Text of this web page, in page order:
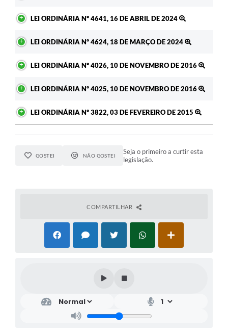
LEI ORDINÁRIA Nº 4641, 16 DE ABRIL DE 2024
LEI ORDINÁRIA Nº 4624, 18 DE MARÇO DE 2024
LEI ORDINÁRIA Nº 4026, 10 DE NOVEMBRO DE 2016
LEI ORDINÁRIA Nº 4025, 10 DE NOVEMBRO DE 2016
LEI ORDINÁRIA Nº 3822, 03 DE FEVEREIRO DE 2015
GOSTEI NÃO GOSTEI
Seja o primeiro a curtir esta
legislação.
COMPARTILHAR